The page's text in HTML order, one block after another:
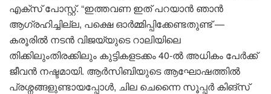
എക്സ് പോസ്റ്റ്. “ഇത്തവണ ഇത് പറയാൻ ഞാൻ
ആഗ്രഹിച്ചില്ല, പക്ഷെ ഓർമ്മിപ്പിക്കേണ്ടതുണ്ട് —
കരൂരിൽ നടൻ വിജയ്‌യുടെ റാലിയിലെ
തിക്കിലുംതിരക്കിലും കുട്ടികളടക്കം 40-ൽ അധികം പേർക്ക്
ജീവൻ നഷ്ടമായി. ആർസിബിയുടെ ആഘോഷത്തിൽ
പ്രശ്നങ്ങളുണ്ടായപ്പോൾ, ചില ചെന്നൈ സൂപ്പർ കിങ്സ്